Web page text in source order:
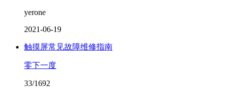
yerone
2021-06-19
触摸屏常见故障维修指南
零下一度
33/1692